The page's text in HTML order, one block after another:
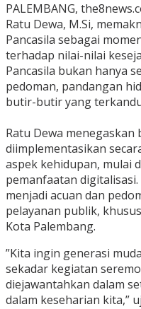
​PALEMBANG,
Ratu Dewa, M.Si,
Pancasila sebagai
terhadap nilai-nilai
Pancasila bukan hanya
pedoman, pandangan
butir-butir yang
Ratu Dewa
diimplementasikan
aspek kehidupan, mulai
pemanfaatan
menjadi acuan dan
pelayanan publik,
Kota Palembang.
​”Kita ingin generasi
sekadar kegiatan
diejawantahkan dalam
dalam keseharian kita,”